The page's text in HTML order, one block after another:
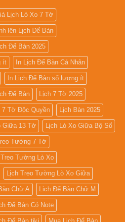
Lịch Lò Xo 7 Tờ
lên Lịch Để Bàn
Để Bàn 2025
ít In Lịch Để Bàn Cá Nhân
In Lịch Để Bàn số lượng ít
Để Bàn Lịch 7 Tờ 2025
7 Tờ Độc Quyền Lịch Bàn 2025
Giữa 13 Tờ Lịch Lò Xo Giữa Bộ Số
Tường 7 Tờ
Treo Tường Lò Xo
Lịch Treo Tường Lò Xo Giữa
Chữ A Lịch Để Bàn Chữ M
Để Bàn Có Note